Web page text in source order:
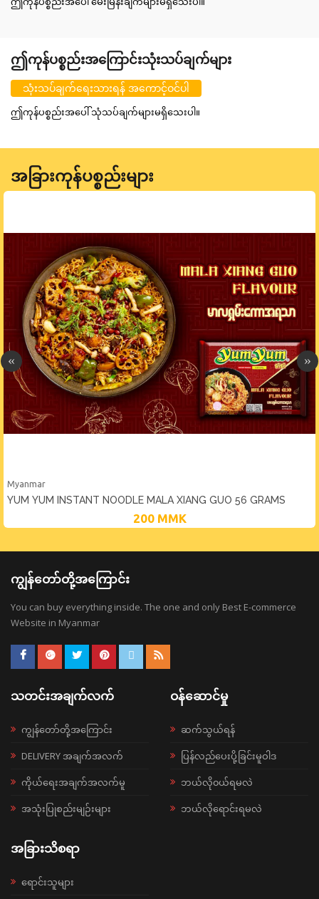
ဤကုန်ပစ္စည်းအကြောင်းသုံးသပ်ချက်များ
သုံးသပ်ချက်ရေးသားရန် အကောင့်ဝင်ပါ
ဤကုန်ပစ္စည်းအပေါ် သုံသပ်ချက်များမရှိသေးပါ။
အခြားကုန်ပစ္စည်းများ
Myanmar
YUM YUM INSTANT NOODLE MALA XIANG GUO 56 GRAMS
200 MMK
ကျွန်တော်တို့အကြောင်း
You can buy everything inside. The one and only Best E-commerce
Website in Myanmar
သတင်းအချက်လက်
ကျွန်တော်တို့အကြောင်း
DELIVERY အချက်အလက်
ကိုယ်ရေးအချက်အလက်မူ
အသုံးပြုစည်းမျဉ်းများ
ဝန်ဆောင်မှု
ဆက်သွယ်ရန်
ပြန်လည်ပေးပို့ခြင်းမူဝါဒ
ဘယ်လို၀ယ်ရမလဲ
ဘယ်လိုရောင်းရမလဲ
အခြားသိစရာ
ရောင်းသူများ